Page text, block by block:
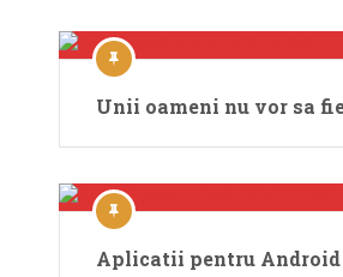
Unii oameni nu vor sa
Aplicatii pentru Android